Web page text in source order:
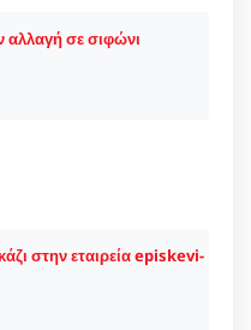
αλλαγή σε σιφώνι
στην εταιρεία episkevi-